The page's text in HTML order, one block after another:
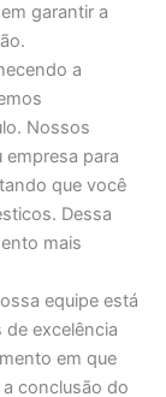
garantir a
a
Nossos
empresa para
que você
Dessa
mais
equipe está
excelência
em que
conclusão do